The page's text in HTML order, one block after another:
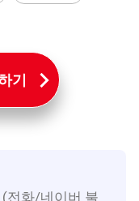
기
전화/네이버 불